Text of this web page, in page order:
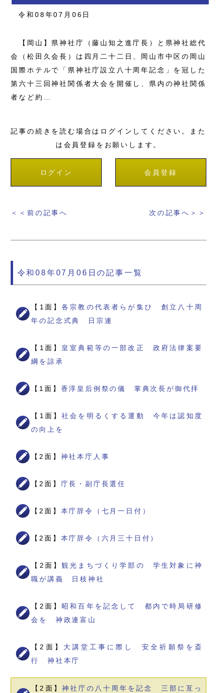
令和08年07月06日
【岡山】県神社庁（藤山知之進庁長）と県神社総代
会（松田久会長）は四月二十二日、岡山市中区の岡山
国際ホテルで「県神社庁設立八十周年記念」を冠した
第六十三回神社関係者大会を開催し、県内の神社関係
者など約…
記事の続きを読む場合はログインしてください。また
は会員登録をお願いします。
ログイン 会員登録
＜＜前の記事へ 次の記事へ＞＞
令和08年07月06日の記事一覧
【1面】各宗教の代表者らが集ひ 創立八十周
年の記念式典 日宗連
【1面】 皇室典範等の一部改正 政府法律案要
綱を諒承
【1面】 香淳皇后例祭の儀 掌典次長が御代拝
【1面】社会を明るくする運動 今年は認知度
の向上を
【2面】 神社本庁人事
【2面】 庁長・副庁長選任
【2面】 本庁辞令（七月一日付）
【2面】 本庁辞令（六月三十日付）
【2面】観光まちづくり学部の 学生対象に神
職が講義 日枝神社
【2面】 昭和百年を記念して 都内で時局研修
会を 神政連富山
【2面】 大講堂工事に際し 安全祈願祭を斎
行 神社本庁
【2面】 神社庁の八十周年を記念 三部に亙っ